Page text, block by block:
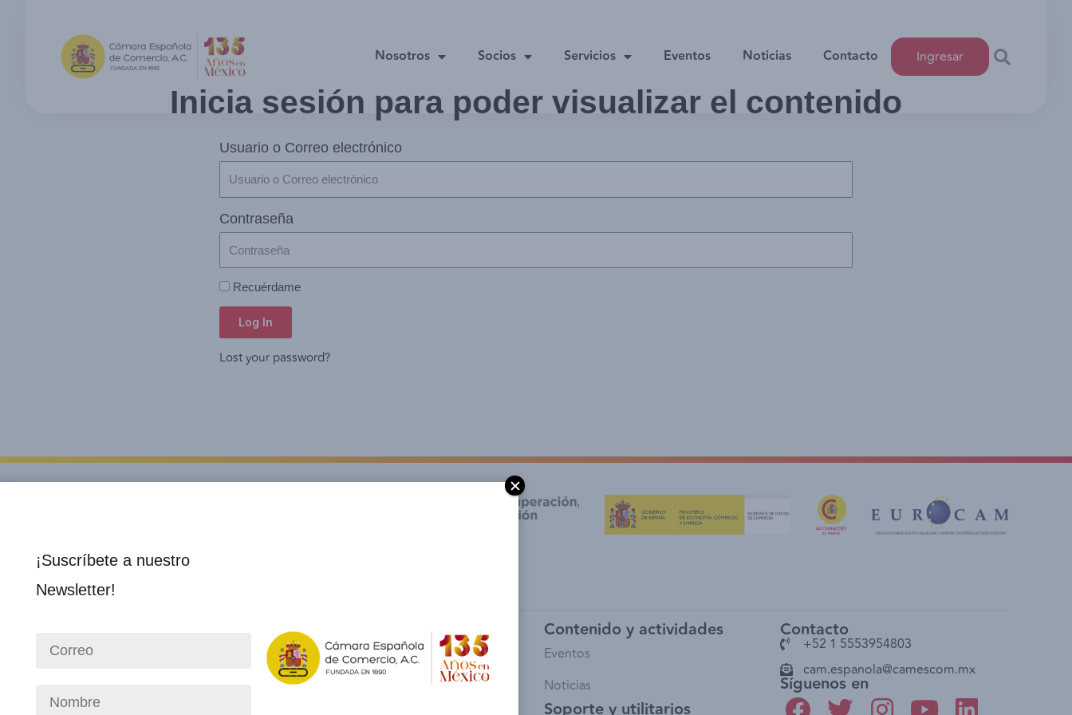
Nosotros Socios Servicios Eventos Noticias Contacto Ingresar
Inicia sesión para poder visualizar el contenido
Usuario o Correo electrónico
Contraseña
Recuérdame
Log In
Lost your password?
Nosotros
Socios y afiliación
Directorio de Socios
Membresía
Contenido y actividades
Eventos
Noticias
Soporte y utilitarios
Contacto
+52 1 5553954803
cam.espanola@camescom.mx
Síguenos en
¡Suscríbete a nuestro
Newsletter!